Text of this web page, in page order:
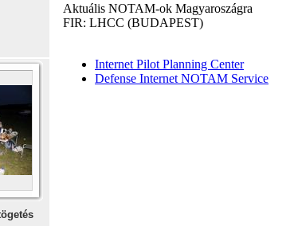
Aktuális NOTAM-ok Magyaroszágra
FIR: LHCC (BUDAPEST)
Internet Pilot Planning Center
Defense Internet NOTAM Service